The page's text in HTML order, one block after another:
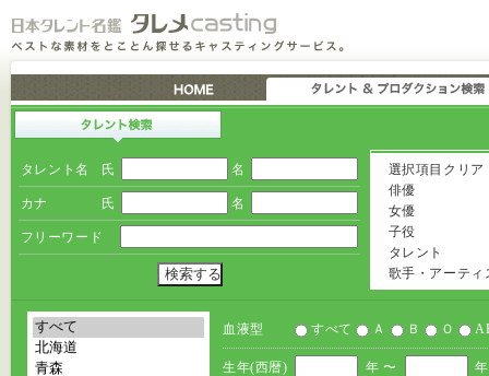
タレント名 氏 名
カナ 氏 名
フリーワード
選択項目クリア
俳優
女優
子役
タレント
歌手・アーティ
血液型 すべて Ａ Ｂ Ｏ
生年(西暦) 年 〜